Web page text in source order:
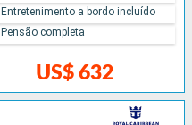
US$ 632
Entretenimento a bordo incluído
Pensão completa